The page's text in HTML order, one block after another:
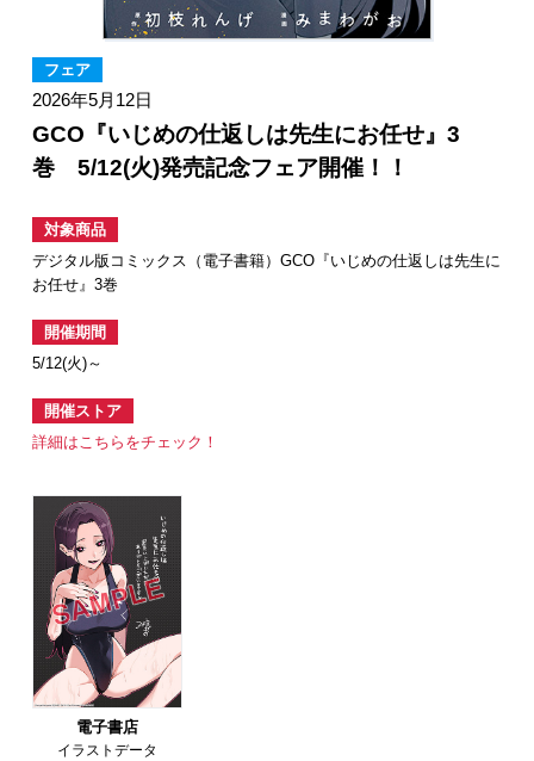
フェア
2026年5月12日
GCO『いじめの仕返しは先生にお任せ』3
巻 5/12(火)発売記念フェア開催！！
対象商品
デジタル版コミックス（電子書籍）GCO『いじめの仕返しは先生に
お任せ』3巻
開催期間
5/12(火)～
開催ストア
詳細はこちらをチェック！
電子書店
イラストデータ